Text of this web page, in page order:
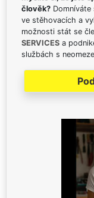
člověk?
ve stěhovacích a
možnosti stát se
SERVICES a
službách s